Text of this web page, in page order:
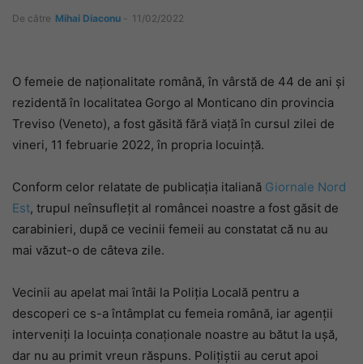
De către Mihai Diaconu - 11/02/2022
O femeie de naționalitate română, în vârstă de 44 de ani și
rezidentă în localitatea Gorgo al Monticano din provincia
Treviso (Veneto), a fost găsită fără viață în cursul zilei de
vineri, 11 februarie 2022, în propria locuință.
Conform celor relatate de publicația italiană Giornale Nord
Est, trupul neînsuflețit al româncei noastre a fost găsit de
carabinieri, după ce vecinii femeii au constatat că nu au
mai văzut-o de câteva zile.
Vecinii au apelat mai întâi la Poliția Locală pentru a
descoperi ce s-a întâmplat cu femeia română, iar agenții
interveniți la locuința conaționale noastre au bătut la ușă,
dar nu au primit vreun răspuns. Polițiștii au cerut apoi